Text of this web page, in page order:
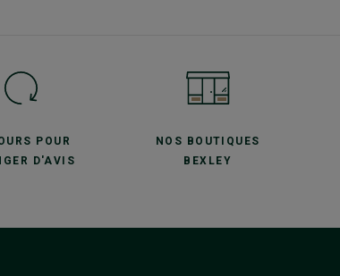
POUR
D'AVIS
NOS BOUTIQUES
BEXLEY